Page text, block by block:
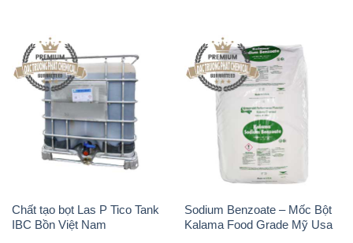
Chất tạo bọt Las P Tico Tank
IBC Bồn Việt Nam
Sodium Benzoate – Mốc Bột
Kalama Food Grade Mỹ Usa